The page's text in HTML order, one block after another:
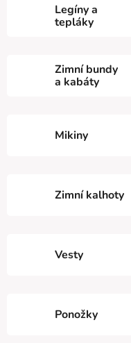
Legíny a
tepláky
Zimní bundy
a kabáty
Mikiny
Zimní kalhoty
Vesty
Ponožky